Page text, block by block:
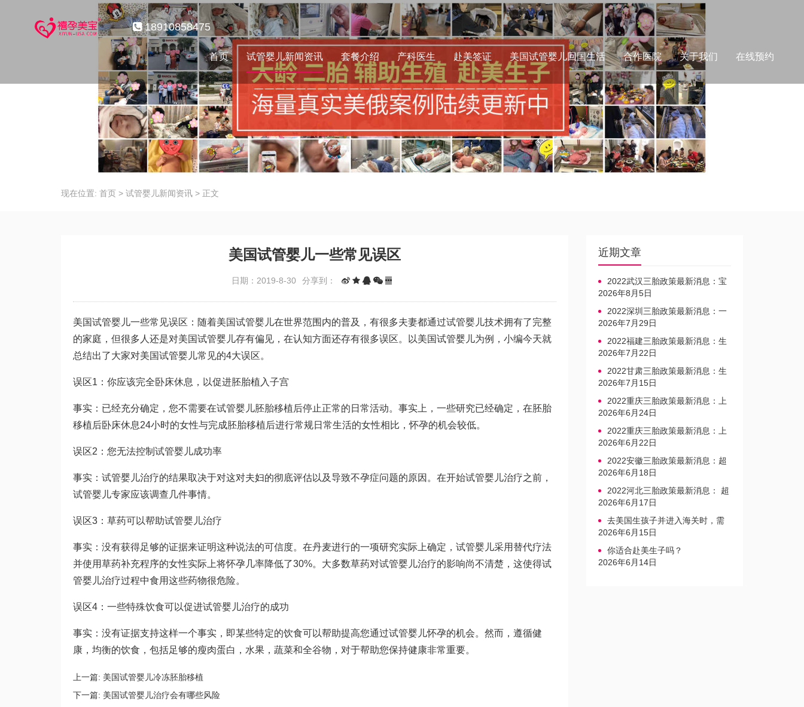
18910858475
首页 试管婴儿新闻资讯 套餐介绍 产科医生 赴美签证 美国试管婴儿回国生活 合作医院 关于我们 在线预约
现在位置: 首页 > 试管婴儿新闻资讯 > 正文
美国试管婴儿一些常见误区
日期：2019-8-30 分享到：
美国试管婴儿一些常见误区：随着美国试管婴儿在世界范围内的普及，有很多夫妻都通过试管婴儿技术拥有了完整
的家庭，但很多人还是对美国试管婴儿存有偏见，在认知方面还存有很多误区。以美国试管婴儿为例，小编今天就
总结出了大家对美国试管婴儿常见的4大误区。
误区1：你应该完全卧床休息，以促进胚胎植入子宫
事实：已经充分确定，您不需要在试管婴儿胚胎移植后停止正常的日常活动。事实上，一些研究已经确定，在胚胎
移植后卧床休息24小时的女性与完成胚胎移植后进行常规日常生活的女性相比，怀孕的机会较低。
误区2：您无法控制试管婴儿成功率
事实：试管婴儿治疗的结果取决于对这对夫妇的彻底评估以及导致不孕症问题的原因。在开始试管婴儿治疗之前，
试管婴儿专家应该调查几件事情。
误区3：草药可以帮助试管婴儿治疗
事实：没有获得足够的证据来证明这种说法的可信度。在丹麦进行的一项研究实际上确定，试管婴儿采用替代疗法
并使用草药补充程序的女性实际上将怀孕几率降低了30%。大多数草药对试管婴儿治疗的影响尚不清楚，这使得试
管婴儿治疗过程中食用这些药物很危险。
误区4：一些特殊饮食可以促进试管婴儿治疗的成功
事实：没有证据支持这样一个事实，即某些特定的饮食可以帮助提高您通过试管婴儿怀孕的机会。然而，遵循健
康，均衡的饮食，包括足够的瘦肉蛋白，水果，蔬菜和全谷物，对于帮助您保持健康非常重要。
上一篇: 美国试管婴儿冷冻胚胎移植
下一篇: 美国试管婴儿治疗会有哪些风险
近期文章
2022武汉三胎政策最新消息：宝
宝上户口不再罚款
2026年8月5日
2022深圳三胎政策最新消息：一
文读懂上户口是否罚款
2026年7月29日
2022福建三胎政策最新消息：生
育奖励发放迎新标准
2026年7月22日
2022甘肃三胎政策最新消息：生
育产假不享受带薪福利
2026年7月15日
2022重庆三胎政策最新消息：上
户口、办准生证指南
2026年6月24日
2022重庆三胎政策最新消息：上
户口、办准生证指南
2026年6月22日
2022安徽三胎政策最新消息：超
生家庭罚款标准更新
2026年6月18日
2022河北三胎政策最新消息： 超
生三孩不再缴纳社会抚养费
2026年6月17日
去美国生孩子并进入海关时，需
要注意的事项是什么？
2026年6月15日
你适合赴美生子吗？
2026年6月14日